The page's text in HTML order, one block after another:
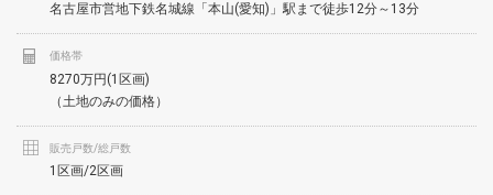
名古屋市営地下鉄名城線「本山(愛知)」駅まで徒歩12分～13分
価格帯
8270万円(1区画)
（土地のみの価格）
販売戸数/総戸数
1区画/2区画